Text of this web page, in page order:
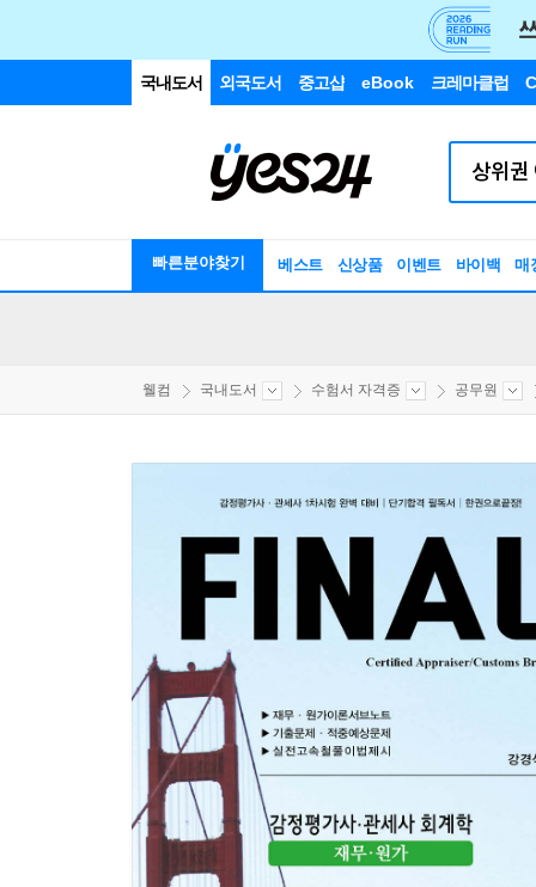
국내도서 외국도서 중고샵 eBook 크레마클럽
빠른분야찾기 베스트 신상품 이벤트 바이백 매
웰컴 국내도서 수험서 자격증 공무원